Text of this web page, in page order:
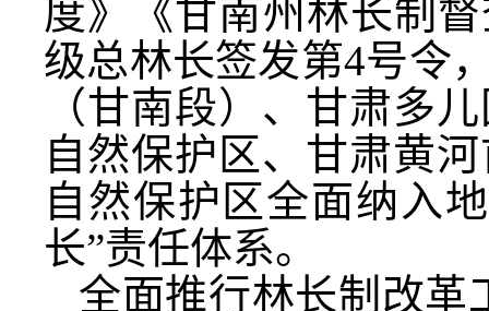
度》《甘南州林长制
级总林长签发第4号令
（甘南段）、甘肃多
自然保护区、甘肃黄
自然保护区全面纳入
长”责任体系。
全面推行林长制改革